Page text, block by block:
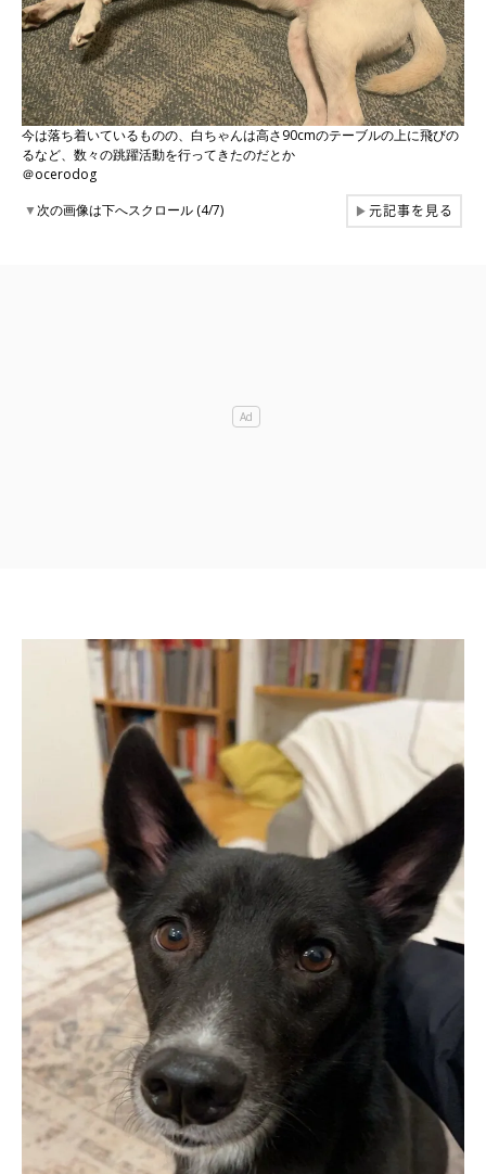
今は落ち着いているものの、白ちゃんは高さ90cmのテーブルの上に飛びの
るなど、数々の跳躍活動を行ってきたのだとか
＠ocerodog
▼次の画像は下へスクロール (4/7) ▶元記事を見る